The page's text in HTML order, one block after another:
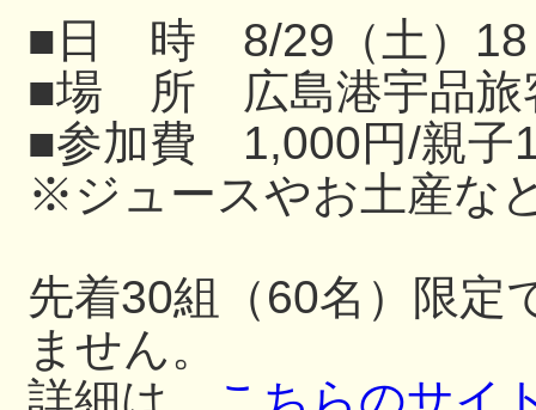
■日 時 8/29（土）18
■場 所 広島港宇品旅
■参加費 1,000円/親子
※ジュースやお土産な
先着30組（60名）限定
ません。
詳細は、 こちらのサイ